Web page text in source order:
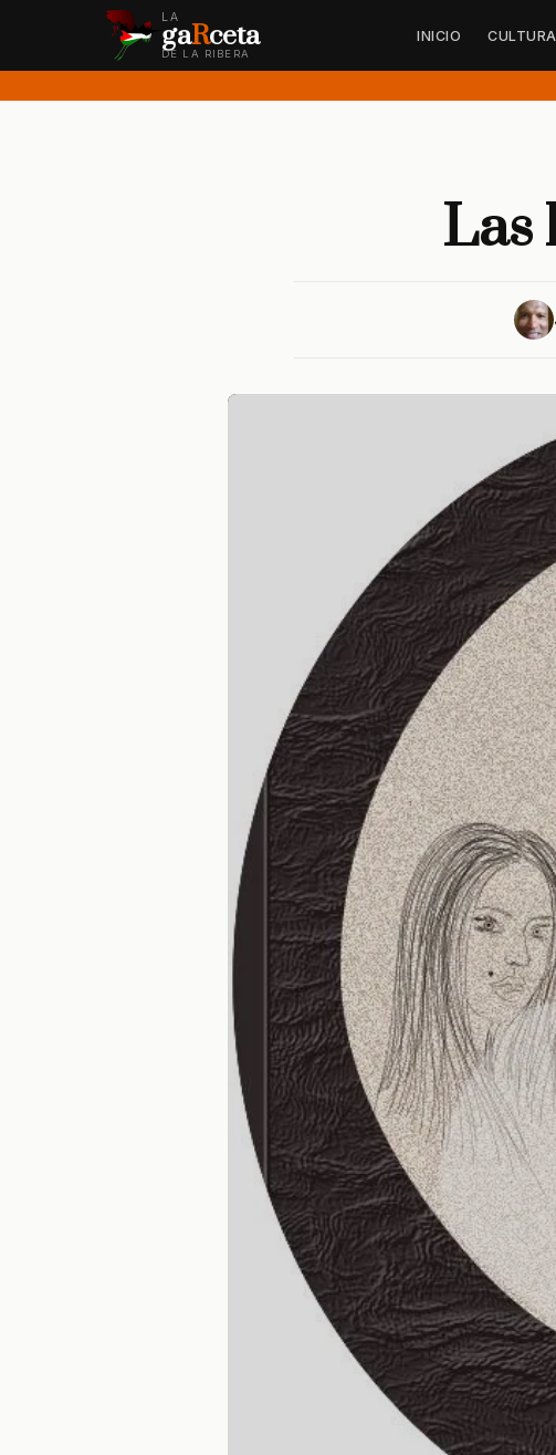
LA
gaRceta
DE LA RIBERA
INICIO CULTURA
Las